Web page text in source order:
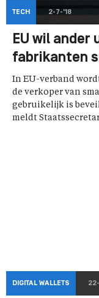
TECH 2-7-'18
EU wil ander
fabrikanten
In EU-verband
de verkoper van
gebruikelijk is
meldt
DIGITAL WALLETS